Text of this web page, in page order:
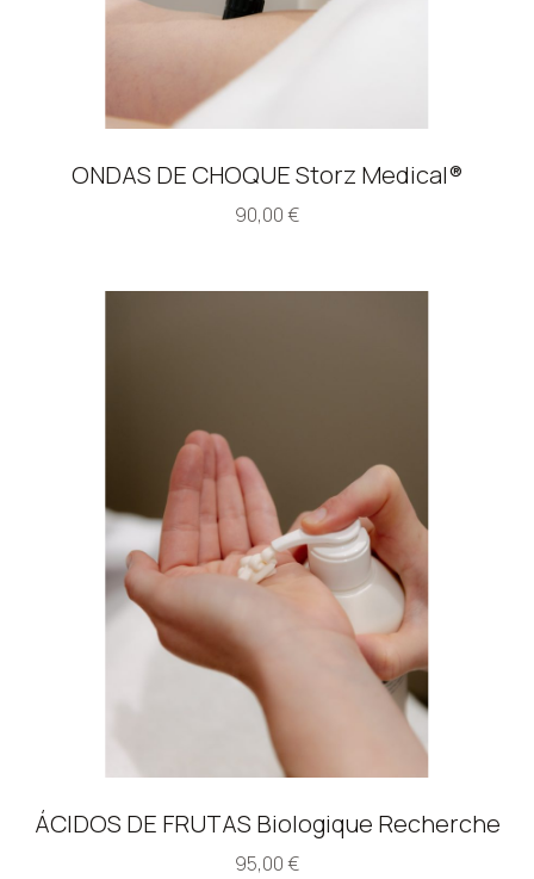
ONDAS DE CHOQUE Storz Medical®
90,00€
ÁCIDOS DE FRUTAS Biologique Recherche
95,00€